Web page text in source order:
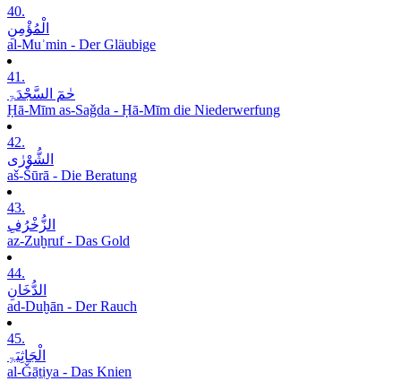
40.
الْمُؤْمِنِ
al-Muʾmin - Der Gläubige
41.
حٰمٓ السَّجْدَۃِ
Ḥā-Mīm as-Saǧda - Ḥā-Mīm die Niederwerfung
42.
الشُّوْرٰی
aš-Šūrā - Die Beratung
43.
الزُّخْرُفِ
az-Zuḫruf - Das Gold
44.
الدُّخَانِ
ad-Duḫān - Der Rauch
45.
الْجَاثِیَۃِ
al-Ǧāṯiya - Das Knien